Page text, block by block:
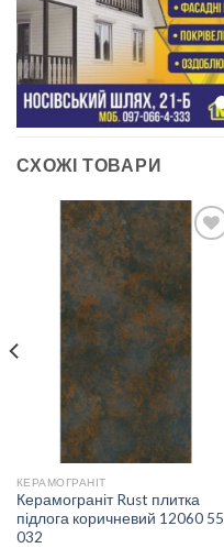
СХОЖІ ТОВАРИ
ДОДАТИ
ДО
СПИСКУ
БАЖАНЬ
КЕРАМОГРАНІТ
Керамограніт Rust плитка
підлога коричневий 12060 55
032